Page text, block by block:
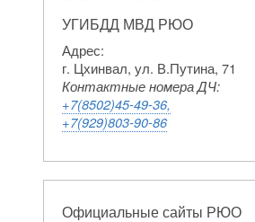
УГИБДД МВД РЮО
Адрес:
г. Цхинвал, ул. В.Путина, 71
Контактные номера ДЧ:
+7(8502)45-49-36,
+7(929)803-90-86
Официальные сайты РЮО